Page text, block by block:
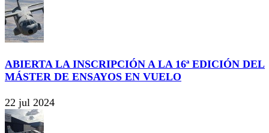
ABIERTA LA INSCRIPCIÓN A LA 16ª EDICIÓN DEL
MÁSTER DE ENSAYOS EN VUELO
22 jul 2024